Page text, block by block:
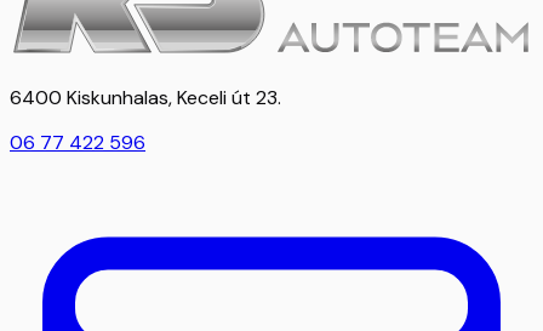
6400 Kiskunhalas, Keceli út 23.
06 77 422 596